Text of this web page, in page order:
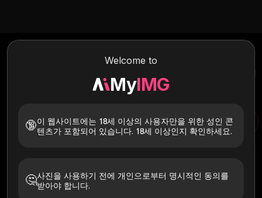
Welcome to
MyIMG
🔞이 웹사이트에는 18세 이상의 사용자만을 위한 성인 콘
텐츠가 포함되어 있습니다. 18세 이상인지 확인하세요.
🤔사진을 사용하기 전에 개인으로부터 명시적인 동의를
받아야 합니다.
사진 한 장을 업로드하고 강력한 AI가 즉시 원하는 대로 맞춤 제작된
켜보세요. 사실적인 신체, 피부 질감, 강렬한 열정으로 부드럽고 생생
한 NSFW 모션을 구현해 보세요.
AI 포르노 비디오 생성기 AI 포르노 비디오